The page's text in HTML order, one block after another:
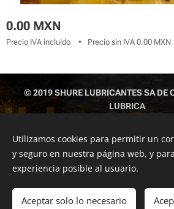
0.00 MXN
Precio IVA incluido Precio sin IVA 0.00 MXN
Añadir a la
© 2019 SHURE LUBRICANTES SA DE
LUBRICA
Cookies
Utilizamos cookies para permitir un
y seguro en nuestra página web, y
experiencia posible al usuario.
Aceptar solo lo necesario